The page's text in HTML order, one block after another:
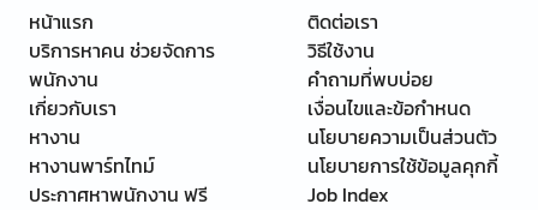
หน้าแรก
บริการหาคน ช่วยจัดการ
พนักงาน
เกี่ยวกับเรา
หางาน
หางานพาร์ทไทม์
ประกาศหาพนักงาน ฟรี
ติดต่อเรา
วิธีใช้งาน
คำถามที่พบบ่อย
เงื่อนไขและข้อกำหนด
นโยบายความเป็นส่วนตัว
นโยบายการใช้ข้อมูลคุกกี้
Job Index